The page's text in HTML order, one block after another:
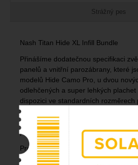
Strážný pes
Nash Titan Hide XL Infill Bundle
Přinášíme dodatečnou specifikaci
panelů a vnitřní parozábrany, které
modelů Hide Camo Pro, u dvou
odlehčených a super lehkých plachet
dispozici ve standardních rozměrech
systémy, kratší výlety a maximální
zvětšeném XL rámu pro větší prostor
při sezení a větší půdorys.
Provedení proudění vzduchu se
zadními panely z moskytiéry na